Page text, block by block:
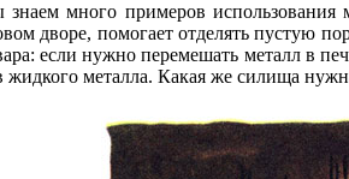
много примеров использования
дворе, помогает отделять пустую
если нужно перемешать металл в
жидкого металла. Какая же силища